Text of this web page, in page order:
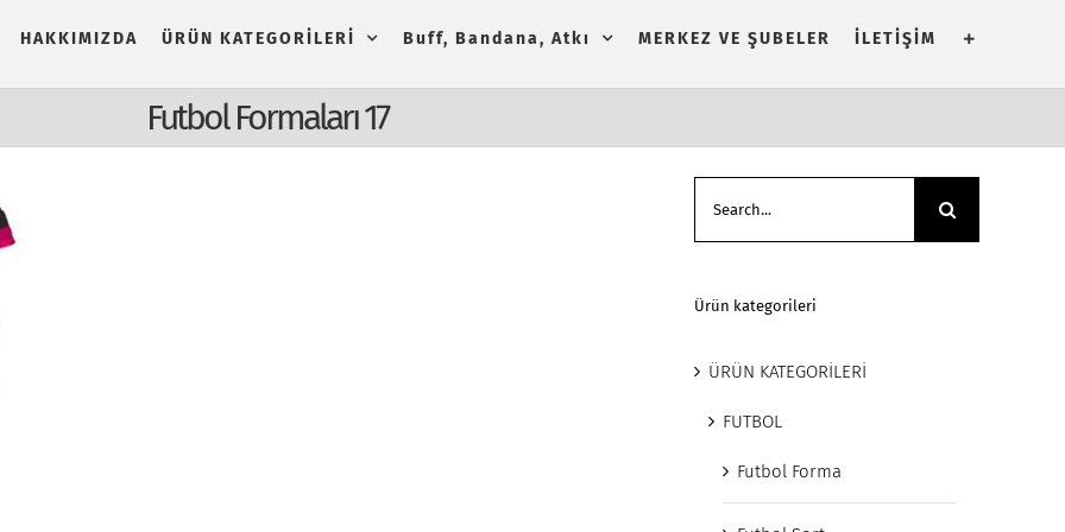
HAKKIMIZDA ÜRÜN KATEGORİLERİ Buff, Bandana, Atkı MERKEZ VE ŞUBELER İLETİŞİM
Futbol Formaları 17
Ürün kategorileri
ÜRÜN KATEGORİLERİ
FUTBOL
Futbol Forma